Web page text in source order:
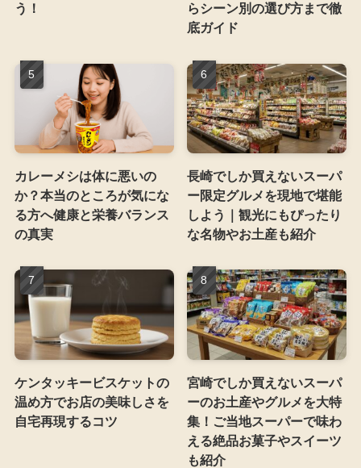
う！
らシーン別の選び方まで徹
底ガイド
カレーメシは体に悪いの
か？本当のところが気にな
る方へ健康と栄養バランス
の真実
長崎でしか買えないスーパ
ー限定グルメを現地で堪能
しよう｜観光にもぴったり
な名物やお土産も紹介
ケンタッキービスケットの
温め方でお店の美味しさを
自宅再現するコツ
宮崎でしか買えないスーパ
ーのお土産やグルメを大特
集！ご当地スーパーで味わ
える絶品お菓子やスイーツ
も紹介